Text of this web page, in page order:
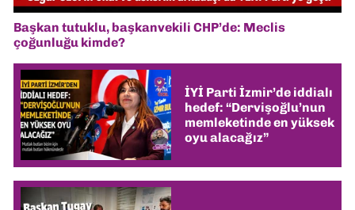
Başkan tutuklu, başkanvekili CHP’de: Meclis
çoğunluğu kimde?
İYİ Parti İzmir’de iddialı
hedef: “Dervişoğlu’nun
memleketinde en yüksek
oyu alacağız”